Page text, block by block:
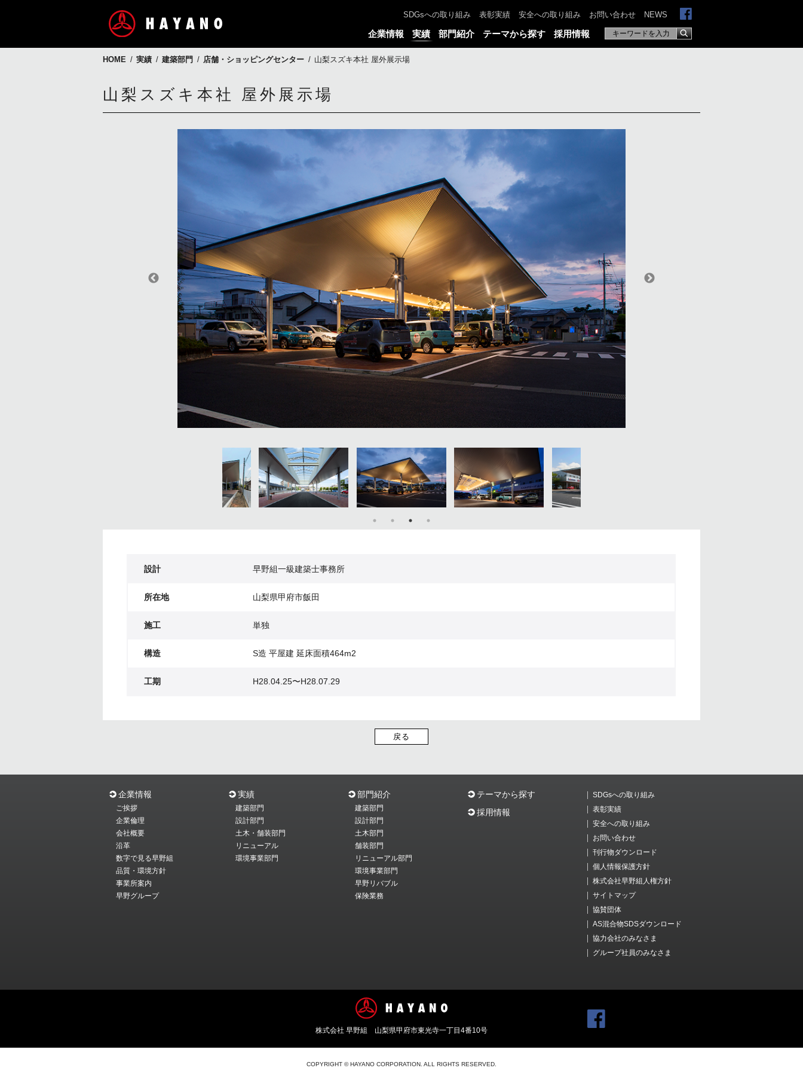
SDGsへの取り組み 表彰実績 安全への取り組み お問い合わせ NEWS
企業情報 実績 部門紹介 テーマから探す 採用情報
HOME 実績 建築部門 店舗・ショッピングセンター 山梨スズキ本社 屋外展示場
山梨スズキ本社 屋外展示場
設計 早野組一級建築士事務所
所在地 山梨県甲府市飯田
施工 単独
構造 S造 平屋建 延床面積464m2
工期 H28.04.25〜H28.07.29
戻る
企業情報
ご挨拶
企業倫理
会社概要
沿革
数字で見る早野組
品質・環境方針
事業所案内
早野グループ
実績
建築部門
設計部門
土木・舗装部門
リニューアル
環境事業部門
部門紹介
建築部門
設計部門
土木部門
舗装部門
リニューアル部門
環境事業部門
早野リバブル
保険業務
テーマから探す
採用情報
SDGsへの取り組み
表彰実績
安全への取り組み
お問い合わせ
刊行物ダウンロード
個人情報保護方針
株式会社早野組人権方針
サイトマップ
協賛団体
AS混合物SDSダウンロード
協力会社のみなさま
グループ社員のみなさま
株式会社 早野組 山梨県甲府市東光寺一丁目4番10号
COPYRIGHT © HAYANO CORPORATION. ALL RIGHTS RESERVED.